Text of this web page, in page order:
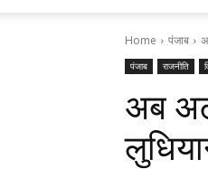
Home पंजाब
पंजाब राजनीति
अब